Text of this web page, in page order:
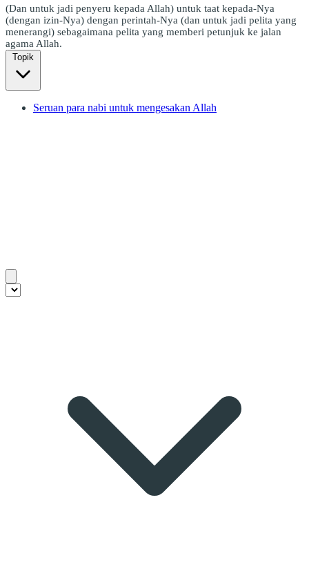
(Dan untuk jadi penyeru kepada Allah) untuk taat kepada-Nya
(dengan izin-Nya) dengan perintah-Nya (dan untuk jadi pelita yang
menerangi) sebagaimana pelita yang memberi petunjuk ke jalan
agama Allah.
Topik
Seruan para nabi untuk mengesakan Allah